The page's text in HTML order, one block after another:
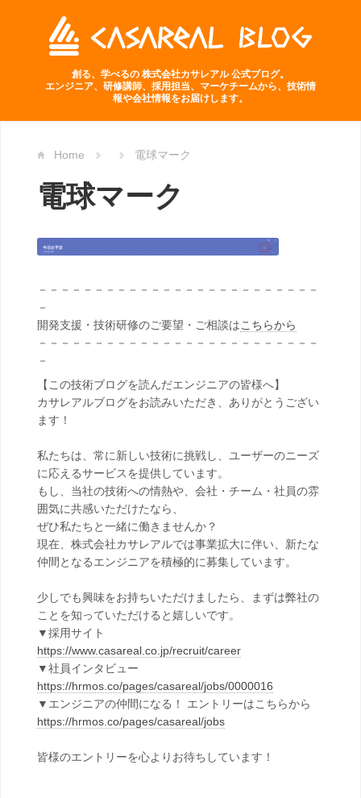
創る、学べるの 株式会社カサレアル 公式ブログ。
エンジニア、研修講師、採用担当、マーケチームから、技術情
報や会社情報をお届けします。
Home 電球マーク
電球マーク
－－－－－－－－－－－－－－－－－－－－－－－－－
－
開発支援・技術研修のご要望・ご相談はこちらから
－－－－－－－－－－－－－－－－－－－－－－－－－
－
【この技術ブログを読んだエンジニアの皆様へ】
カサレアルブログをお読みいただき、ありがとうござい
ます！
私たちは、常に新しい技術に挑戦し、ユーザーのニーズ
に応えるサービスを提供しています。
もし、当社の技術への情熱や、会社・チーム・社員の雰
囲気に共感いただけたなら、
ぜひ私たちと一緒に働きませんか？
現在、株式会社カサレアルでは事業拡大に伴い、新たな
仲間となるエンジニアを積極的に募集しています。
少しでも興味をお持ちいただけましたら、まずは弊社の
ことを知っていただけると嬉しいです。
▼採用サイト
https://www.casareal.co.jp/recruit/career
▼社員インタビュー
https://hrmos.co/pages/casareal/jobs/0000016
▼エンジニアの仲間になる！ エントリーはこちらから
https://hrmos.co/pages/casareal/jobs
皆様のエントリーを心よりお待ちしています！